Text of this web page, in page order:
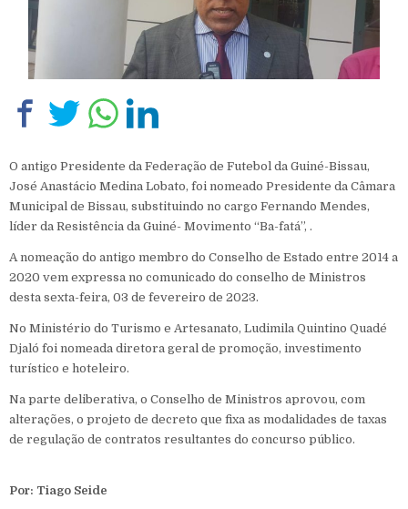
O antigo Presidente da Federação de Futebol da Guiné-Bissau,
José Anastácio Medina Lobato, foi nomeado Presidente da Câmara
Municipal de Bissau, substituindo no cargo Fernando Mendes,
líder da Resistência da Guiné- Movimento “Ba-fatá”, .
A nomeação do antigo membro do Conselho de Estado entre 2014 a
2020 vem expressa no comunicado do conselho de Ministros
desta sexta-feira, 03 de fevereiro de 2023.
No Ministério do Turismo e Artesanato, Ludimila Quintino Quadé
Djaló foi nomeada diretora geral de promoção, investimento
turístico e hoteleiro.
Na parte deliberativa, o Conselho de Ministros aprovou, com
alterações, o projeto de decreto que fixa as modalidades de taxas
de regulação de contratos resultantes do concurso público.
Por: Tiago Seide